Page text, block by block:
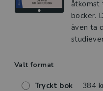
åtkomst
böcker.
även ta
Valt format
Tryckt bok 384